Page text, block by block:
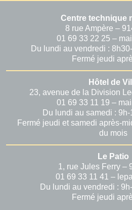
Centre technique
8 rue Ampère –
01 69 33 22 25 –
Du lundi au vendredi :
Fermé jeudi
Hôtel de
23, avenue de la Division
01 69 33 11 19 –
Du lundi au samedi :
Fermé jeudi et samedi après-
du mois
Le Patio
1, rue Jules Ferry –
01 69 33 11 41 –
Du lundi au vendredi :
Fermé jeudi